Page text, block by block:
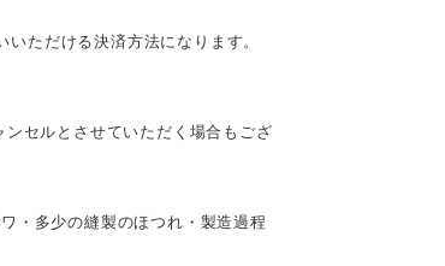
ただける決済方法になります。
セルとさせていただく場合もござ
・多少の縫製のほつれ・製造過程